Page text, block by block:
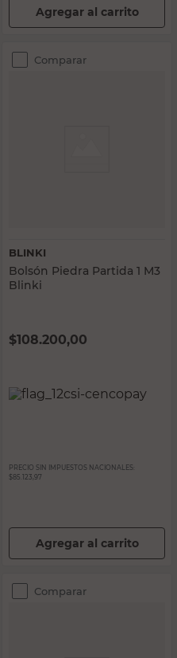
Agregar al carrito
Comparar
BLINKI
Bolsón Piedra Partida 1 M3
Blinki
$108.200,00
PRECIO SIN IMPUESTOS NACIONALES:
$85.123,97
Agregar al carrito
Comparar